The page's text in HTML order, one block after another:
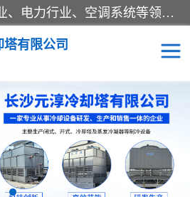
冷却塔广泛应用于工业、电力行业、空调系统等领域。在电力行业中，用于冷却发电机组的循环水；在工业生产中，如化工、冶金等行业，可降低生产过程中产生的热量；在空调系统中，为空调设备提供冷却水源
有限公司
圆形冷却塔
水箱
水泵